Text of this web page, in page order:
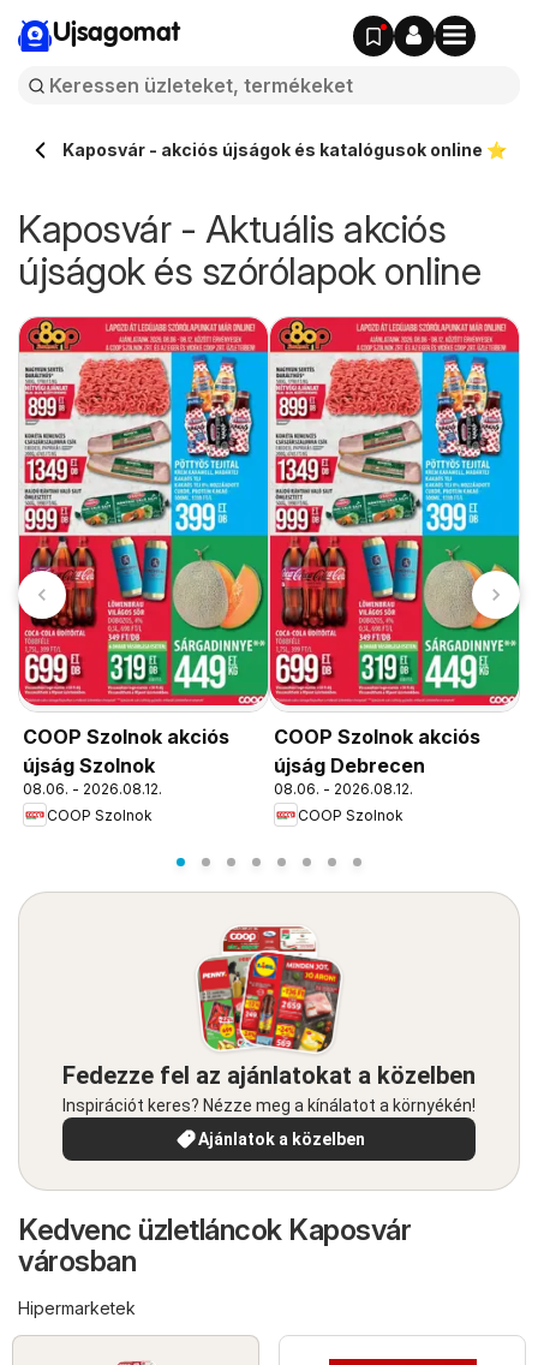
Ujsagomat
Kaposvár - akciós újságok és katalógusok online ⭐️
Kaposvár - Aktuális akciós
újságok és szórólapok online
COOP Szolnok akciós
újság Szolnok
08.06. - 2026.08.12.
COOP Szolnok
COOP Szolnok akciós
újság Debrecen
08.06. - 2026.08.12.
COOP Szolnok
Fedezze fel az ajánlatokat a közelben
Inspirációt keres? Nézze meg a kínálatot a környékén!
Ajánlatok a közelben
Kedvenc üzletláncok Kaposvár
városban
Hipermarketek